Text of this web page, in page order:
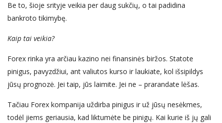
Be to, šioje srityje veikia per daug sukčių, o tai padidina
bankroto tikimybę.
Kaip tai veikia?
Forex rinka yra arčiau kazino nei finansinės biržos. Statote
pinigus, pavyzdžiui, ant valiutos kurso ir laukiate, kol išsipildys
jūsų prognozė. Jei taip, jūs laimite. Jei ne – prarandate lėšas.
Tačiau Forex kompanija uždirba pinigus ir už jūsų nesėkmes,
todėl jiems geriausia, kad liktumėte be pinigų. Kai kurie iš jų gali